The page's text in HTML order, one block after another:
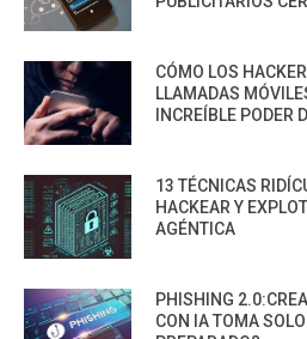
CÓMO LOS
LLAMADAS
INCREÍBLE PODER
13 TÉCNICAS
HACKEAR Y
AGÉNTICA
PHISHING
CON IA TOMA